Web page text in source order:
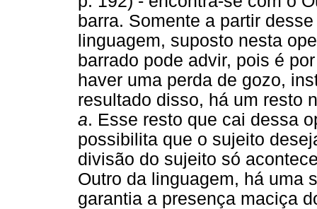
barra. Somente a partir
linguagem, suposto nesta
barrado pode advir, pois é
haver uma perda de gozo,
resultado disso, há um resto
a. Esse resto que cai dessa
possibilita que o sujeito
divisão do sujeito só
Outro da linguagem, há uma
garantia a presença maciça